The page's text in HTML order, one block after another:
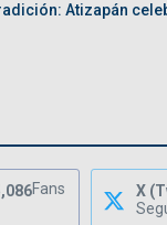
Atizapán
Fans
X